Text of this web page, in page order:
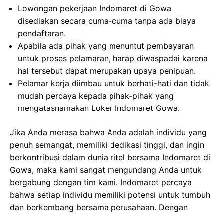
Lowongan pekerjaan Indomaret di Gowa
disediakan secara cuma-cuma tanpa ada biaya
pendaftaran.
Apabila ada pihak yang menuntut pembayaran
untuk proses pelamaran, harap diwaspadai karena
hal tersebut dapat merupakan upaya penipuan.
Pelamar kerja diimbau untuk berhati-hati dan tidak
mudah percaya kepada pihak-pihak yang
mengatasnamakan Loker Indomaret Gowa.
Jika Anda merasa bahwa Anda adalah individu yang
penuh semangat, memiliki dedikasi tinggi, dan ingin
berkontribusi dalam dunia ritel bersama Indomaret di
Gowa, maka kami sangat mengundang Anda untuk
bergabung dengan tim kami. Indomaret percaya
bahwa setiap individu memiliki potensi untuk tumbuh
dan berkembang bersama perusahaan. Dengan